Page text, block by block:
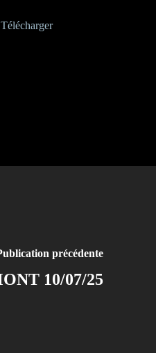
Télécharger
précédente
10/07/25